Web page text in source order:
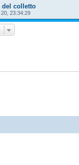
del colletto
23:34:29